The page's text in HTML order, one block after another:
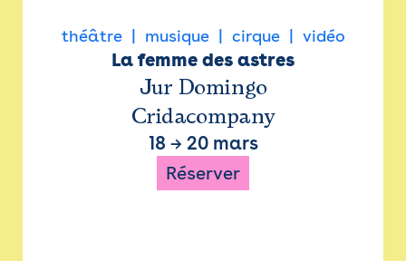
théâtre musique cirque vidéo
La femme des astres
Jur Domingo
Cridacompany
18 → 20 mars
Réserver